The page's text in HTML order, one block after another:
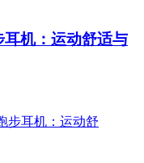
机：运动舒适与